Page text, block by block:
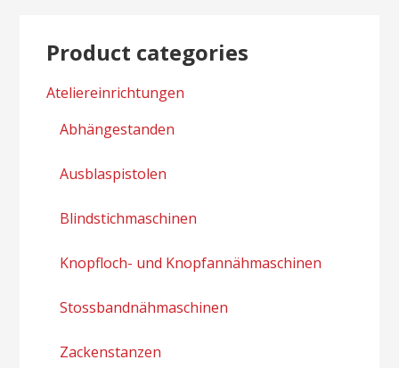
Product categories
Ateliereinrichtungen
Abhängestanden
Ausblaspistolen
Blindstichmaschinen
Knopfloch- und Knopfannähmaschinen
Stossbandnähmaschinen
Zackenstanzen